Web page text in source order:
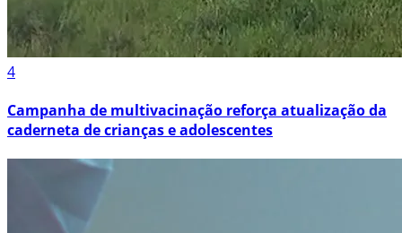
4
Campanha de multivacinação reforça atualização da
caderneta de crianças e adolescentes